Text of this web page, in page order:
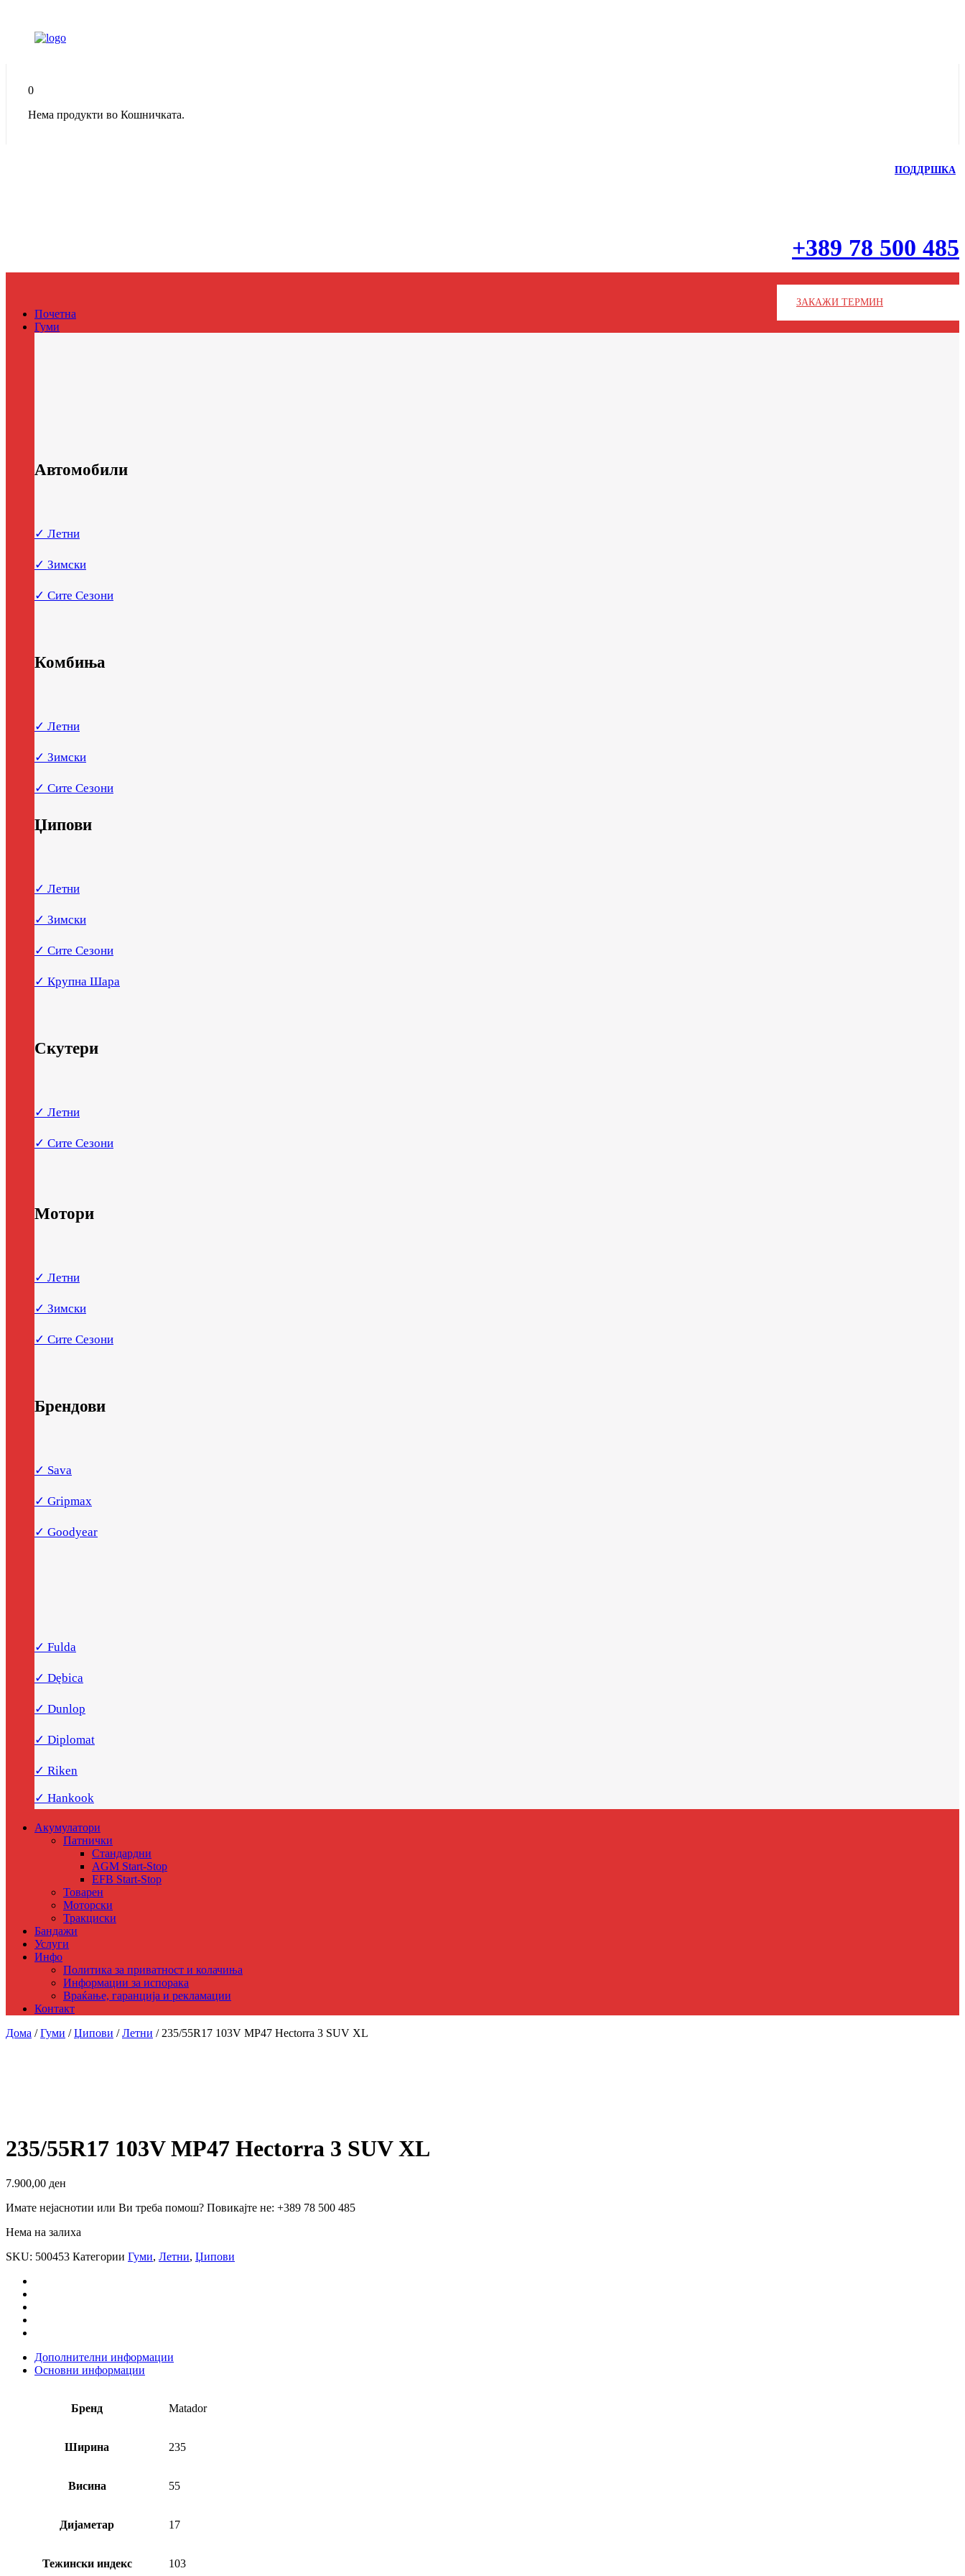
0
Нема продукти во Кошничката.
ПОДДРШКА
+389 78 500 485
ЗАКАЖИ ТЕРМИН
Почетна
Гуми
Автомобили
✓ Летни
✓ Зимски
✓ Сите Сезони
Комбиња
✓ Летни
✓ Зимски
✓ Сите Сезони
Џипови
✓ Летни
✓ Зимски
✓ Сите Сезони
✓ Крупна Шара
Скутери
✓ Летни
✓ Сите Сезони
Мотори
✓ Летни
✓ Зимски
✓ Сите Сезони
Брендови
✓ Sava
✓ Gripmax
✓ Goodyear
✓ Fulda
✓ Dębica
✓ Dunlop
✓ Diplomat
✓ Riken
✓ Hankook
Акумулатори
Патнички
Стандардни
AGM Start-Stop
EFB Start-Stop
Товарен
Моторски
Тракциски
Бандажи
Услуги
Инфо
Политика за приватност и колачиња
Информации за испорака
Враќање, гаранција и рекламации
Контакт
Дома /Гуми /Џипови /Летни / 235/55R17 103V MP47 Hectorra 3 SUV XL
235/55R17 103V MP47 Hectorra 3 SUV XL
7.900,00 ден
Имате нејаснотии или Ви треба помош? Повикајте не: +389 78 500 485
Нема на залиха
SKU: 500453 Категории Гуми, Летни, Џипови
Дополнителни информации
Основни информации
Бренд Matador
Ширина 235
Висина 55
Дијаметар 17
Тежински индекс 103